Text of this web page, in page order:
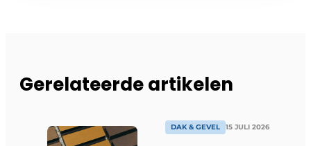
Gerelateerde artikelen
DAK & GEVEL 15 JULI 2026